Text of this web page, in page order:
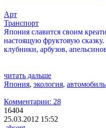
Арт
Транспорт
Япония славится своим
настоящую фруктовую
клубники, арбузов,
читать дальше
Япония, экология, автомобиль
Комментарии: 28
16404
25.03.2012 15:52